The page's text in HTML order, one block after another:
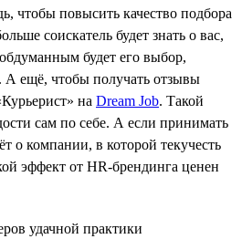
чтобы повысить качество подбора
соискатель будет знать о вас,
будет его выбор,
А ещё, чтобы получать отзывы
на Dream Job. Такой
сам по себе. А если принимать
о компании, в которой текучесть
эффект от HR-брендинга ценен
удачной практики